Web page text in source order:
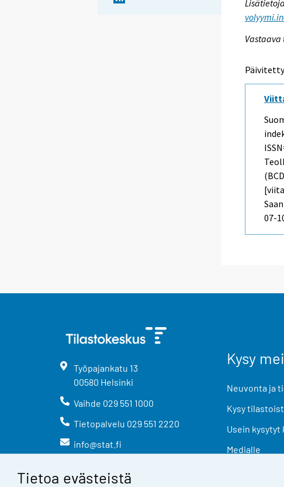
Tietoa evästeistä
Päivitetty
07-
Työpajankatu 13
00580 Helsinki
Vaihde 029 551 1000
Tietopalvelu 029 551 2220
info@stat.fi
Kysy
Neuvonta ja
Kysy
Usein kysytyt
Medialle